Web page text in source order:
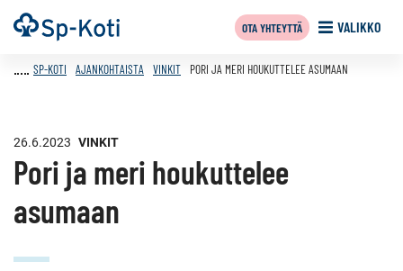
Siirry
sisältöön
Etusivu VALIKKO
OTA YHTEYTTÄ
SP-KOTI AJANKOHTAISTA VINKIT PORI JA MERI HOUKUTTELEE ASUMAAN
26.6.2023 VINKIT
Pori ja meri houkuttelee
asumaan